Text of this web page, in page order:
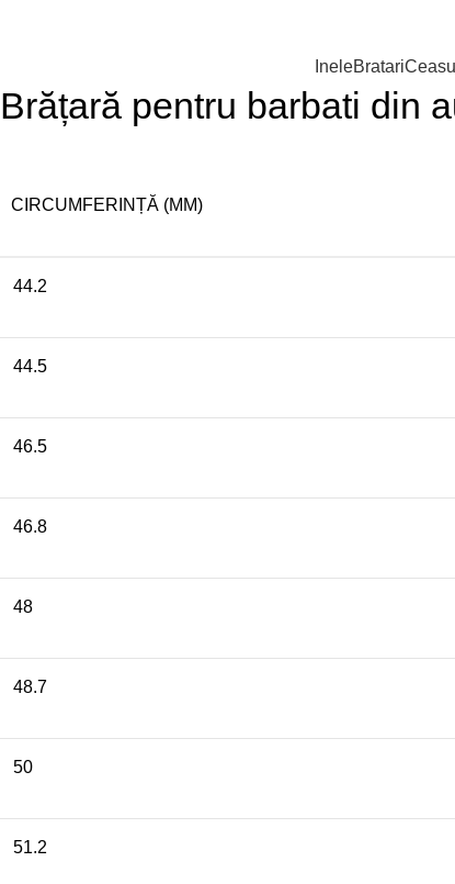
IneleBratari
Brățară pentru barbati din
CIRCUMFERINȚĂ (MM)
44.2
44.5
46.5
46.8
48
48.7
50
51.2